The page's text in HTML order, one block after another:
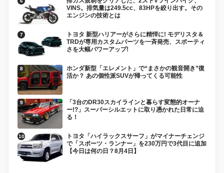
VINS。排気量は249.5cc、83HPを絞り出す。その
エンジンの技術とは
トヨタ 新型ハリアーがさらに精悍に! モデリスタ＆
TRDが専用カスタムパーツを一斉発売、スポーティ
さを大幅パワーアップ!
ホンダ新型「エレメント」で“まさかの観音開き”復
活か？ あの個性派SUVが帰ってくる可能性
「3台のDR30スカイラインと暮らす変態的オーナ
ー!?」スーパーシルエットに取り憑かれた日常に迫
る！
トヨタ「ハイラックスサーフ」がマイナーチェンジ
で「スポーツ・ランナー」を230万円で3代目に追加
【今日は何の日？8月4日】